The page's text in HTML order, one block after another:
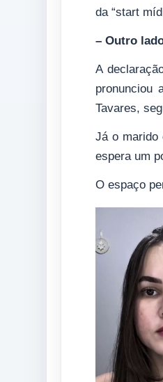
da “start
– Outro
A
pronunciou
Tavares,
Já o marido
espera um
O espaço